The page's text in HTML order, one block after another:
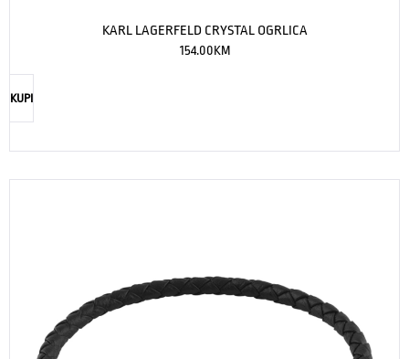
KARL LAGERFELD CRYSTAL OGRLICA
154.00KM
KUPI